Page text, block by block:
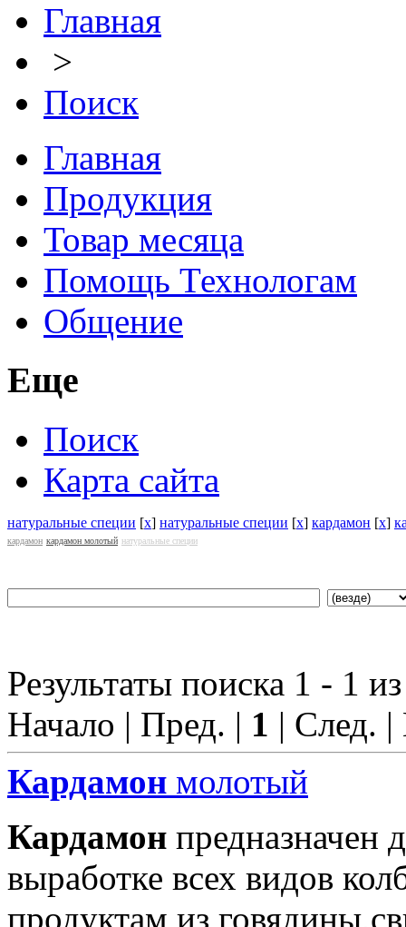
Главная
>
Поиск
Главная
Продукция
Товар месяца
Помощь Технологам
Общение
Еще
Поиск
Карта сайта
натуральные специи [x] натуральные специи [x] кардамон [x]
кардамон кардамон молотый натуральные специи
Результаты поиска 1 - 1
Начало | Пред. | 1 | След.
Кардамон молотый
Кардамон предназначен
выработке всех видов
продуктам из